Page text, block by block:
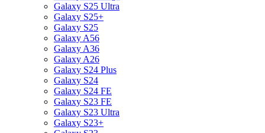
Galaxy S25 Ultra
Galaxy S25+
Galaxy S25
Galaxy A56
Galaxy A36
Galaxy A26
Galaxy S24 Plus
Galaxy S24
Galaxy S24 FE
Galaxy S23 FE
Galaxy S23 Ultra
Galaxy S23+